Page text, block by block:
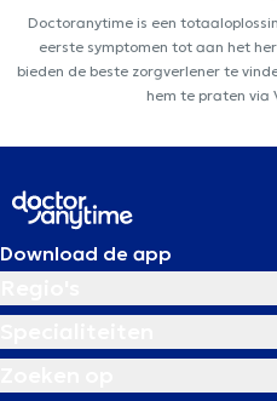
Doctoranytime is een
eerste symptomen tot aan het
bieden de beste zorgverlener te
hem te praten via
Download de app